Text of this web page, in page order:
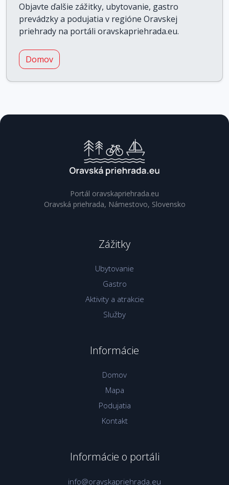
Objavte ďalšie zážitky, ubytovanie, gastro
prevádzky a podujatia v regióne Oravskej
priehrady na portáli oravskapriehrada.eu.
Domov
Portál oravskapriehrada.eu
Oravská priehrada, Námestovo, Slovensko
Zážitky
Ubytovanie
Gastro
Aktivity a atrakcie
Služby
Informácie
Domov
Mapa
Podujatia
Kontakt
Informácie o portáli
info@oravskapriehrada.eu